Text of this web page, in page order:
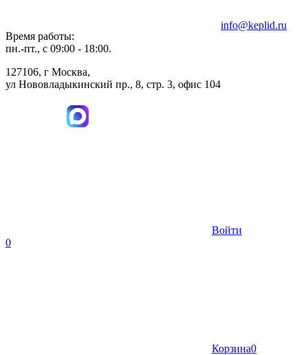
Время работы:
пн.-пт., с 09:00 - 18:00.
127106, г Москва,
ул Нововладыкинский пр., 8, стр. 3, офис 104
info@keplid.ru
Войти
0
Корзина0